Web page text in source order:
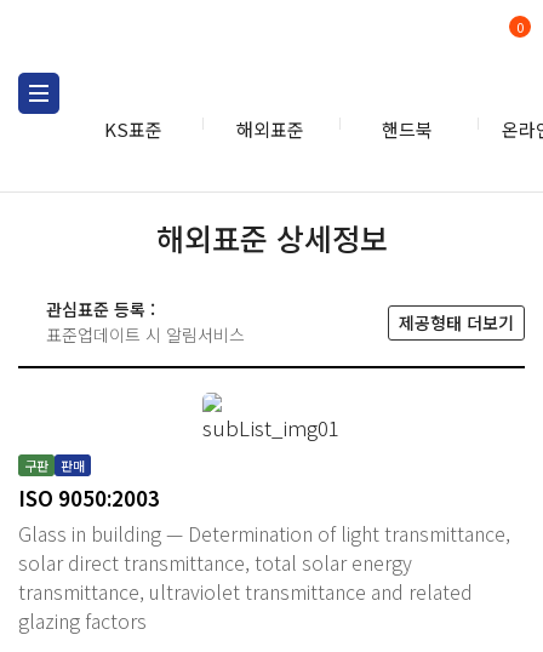
KS표준 해외표준 핸드북 온라
0
해외표준 상세정보
관심표준 등록 :
표준업데이트 시 알림서비스
제공형태 더보기
구판 판매
ISO 9050:2003
Glass in building — Determination of light transmittance,
solar direct transmittance, total solar energy
transmittance, ultraviolet transmittance and related
glazing factors